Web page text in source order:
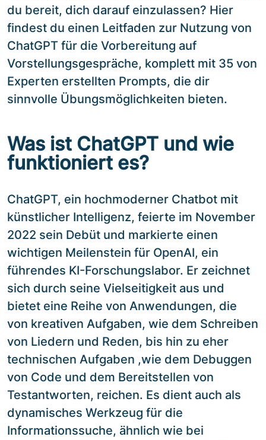
du bereit, dich darauf einzulassen? Hier
findest du einen Leitfaden zur Nutzung von
ChatGPT für die Vorbereitung auf
Vorstellungsgespräche, komplett mit 35 von
Experten erstellten Prompts, die dir
sinnvolle Übungsmöglichkeiten bieten.
Was ist ChatGPT und wie
funktioniert es?
ChatGPT, ein hochmoderner Chatbot mit
künstlicher Intelligenz, feierte im November
2022 sein Debüt und markierte einen
wichtigen Meilenstein für OpenAI, ein
führendes KI-Forschungslabor. Er zeichnet
sich durch seine Vielseitigkeit aus und
bietet eine Reihe von Anwendungen, die
von kreativen Aufgaben, wie dem Schreiben
von Liedern und Reden, bis hin zu eher
technischen Aufgaben ,wie dem Debuggen
von Code und dem Bereitstellen von
Testantworten, reichen. Es dient auch als
dynamisches Werkzeug für die
Informationssuche, ähnlich wie bei